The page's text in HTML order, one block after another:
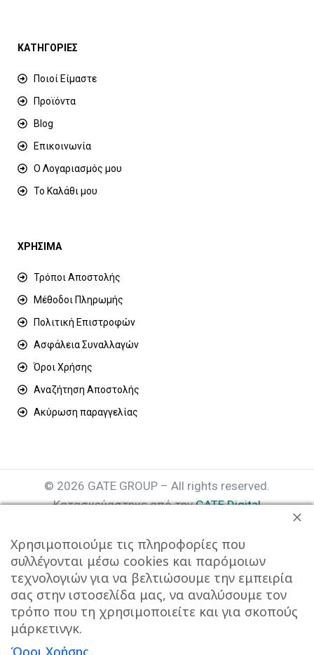
ΚΑΤΗΓΟΡΙΕΣ
Ποιοί Είμαστε
Προϊόντα
Blog
Επικοινωνία
Ο Λογαριασμός μου
Το Καλάθι μου
ΧΡΗΣΙΜΑ
Τρόποι Αποστολής
Μέθοδοι Πληρωμής
Πολιτική Επιστροφών
Ασφάλεια Συναλλαγών
Όροι Χρήσης
Αναζήτηση Αποστολής
Ακύρωση παραγγελίας
© 2026 GATE GROUP – All rights reserved.
Κατασκεύαστηκε από τηνGATE Digital
Αριθμός Γ.Ε.ΜΗ. : 077935642000
Χρησιμοποιούμε τις πληροφορίες που
συλλέγονται μέσω cookies και παρόμοιων
τεχνολογιών για να βελτιώσουμε την εμπειρία
σας στην ιστοσελίδα μας, να αναλύσουμε τον
τρόπο που τη χρησιμοποιείτε και για σκοπούς
μάρκετινγκ.
Όροι Χρήσης